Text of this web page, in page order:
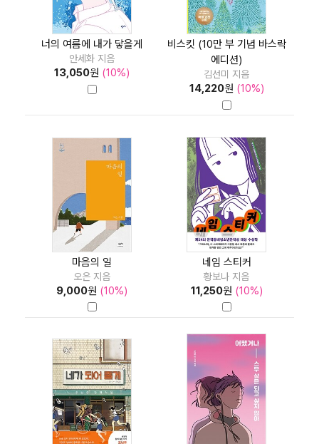
너의 여름에 내가 닿을게
안세화 지음
13,050원 (10%)
비스킷 (10만 부 기념 바스락
에디션)
김선미 지음
14,220원 (10%)
마음의 일
오은 지음
9,000원 (10%)
네임 스티커
황보나 지음
11,250원 (10%)